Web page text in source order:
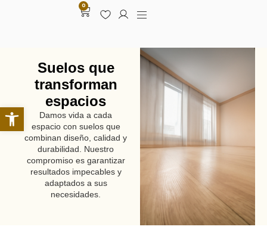
Abrir barra de herramientas
0
Suelos que
transforman
espacios
Damos vida a cada
espacio con suelos que
combinan diseño, calidad y
durabilidad. Nuestro
compromiso es garantizar
resultados impecables y
adaptados a sus
necesidades.